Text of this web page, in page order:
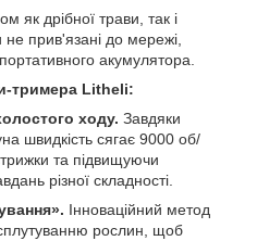
як дрібної трави, так і
не прив'язані до мережі,
акумулятора.
тримера Litheli:
ходу. Завдяки
швидкість сягає 9000 об/
та підвищуючи
різної складності.
Інноваційний метод
сплутуванню рослин, щоб